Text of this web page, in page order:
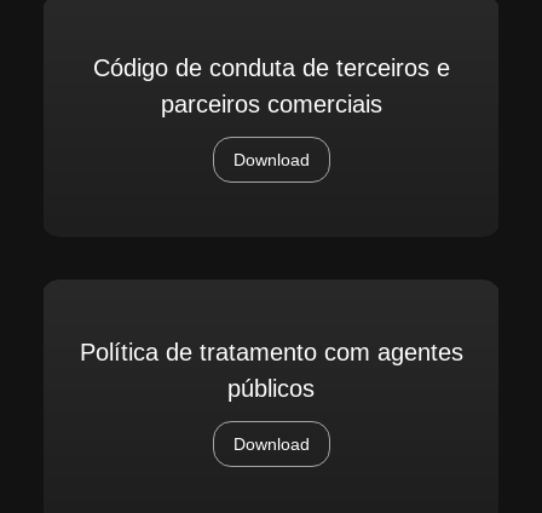
Código de conduta de terceiros e
parceiros comerciais
Download
Política de tratamento com agentes
públicos
Download